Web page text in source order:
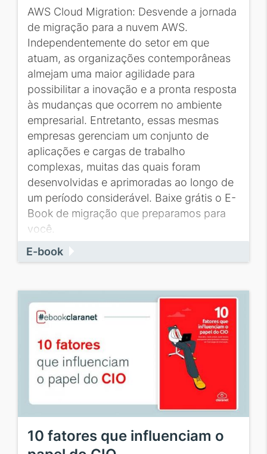
AWS Cloud Migration: Desvende a jornada
de migração para a nuvem AWS.
Independentemente do setor em que
atuam, as organizações contemporâneas
almejam uma maior agilidade para
possibilitar a inovação e a pronta resposta
às mudanças que ocorrem no ambiente
empresarial. Entretanto, essas mesmas
empresas gerenciam um conjunto de
aplicações e cargas de trabalho
complexas, muitas das quais foram
desenvolvidas e aprimoradas ao longo de
um período considerável. Baixe grátis o E-
Book de migração que preparamos para
você.
E-book
10 fatores que influenciam o